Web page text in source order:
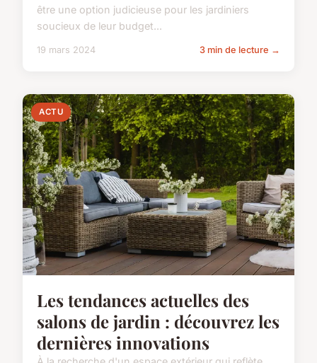
être une option judicieuse pour les jardiniers
soucieux de leur budget...
19 mars 2024 3 min de lecture →
ACTU
Les tendances actuelles des
salons de jardin : découvrez les
dernières innovations